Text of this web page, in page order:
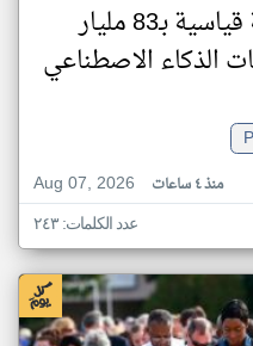
طروحات آسيوية قياسية بـ83 مليار
الذكاء الاصطناعي
Aug 07, 2026
منذ ٤ ساعات
عدد الكلمات: ٢٤٣